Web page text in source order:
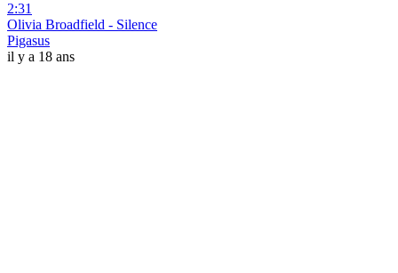
2:31
Olivia Broadfield - Silence
Pigasus
il y a 18 ans